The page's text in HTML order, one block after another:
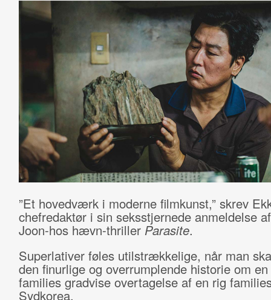
”Et hovedværk i moderne filmkunst,” skrev
chefredaktør i sin seksstjernede anmeldelse
Joon-hos hævn-thriller Parasite.
Superlativer føles utilstrækkelige, når man
den finurlige og overrumplende historie om
families gradvise overtagelse af en rig
Sydkorea.